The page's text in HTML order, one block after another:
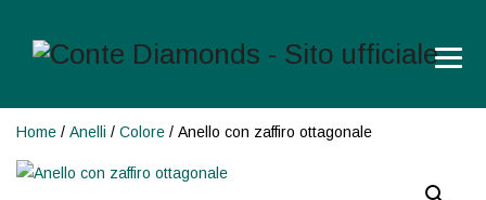
Home / Anelli / Colore / Anello con zaffiro ottagonale